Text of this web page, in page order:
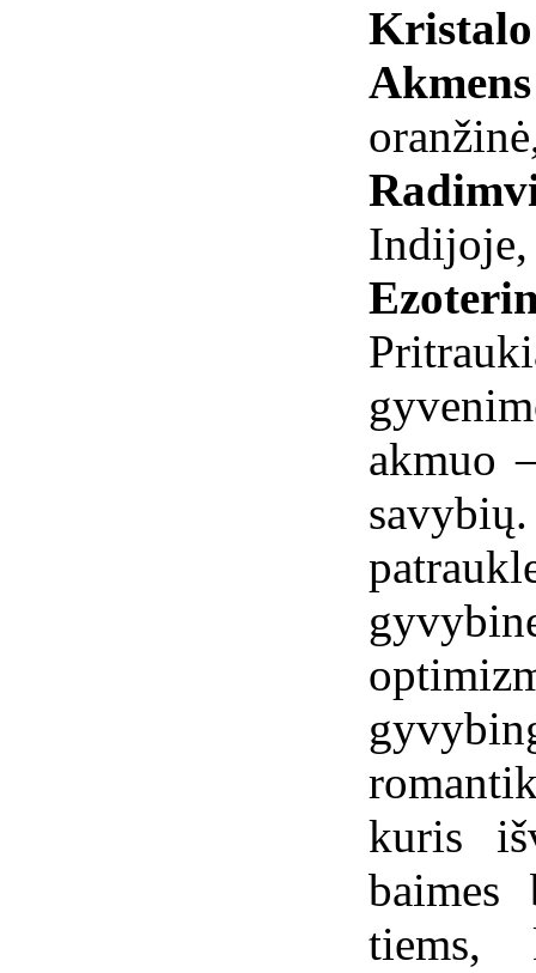
Indijoje,
akmuo
kuris
baimes
tiems,